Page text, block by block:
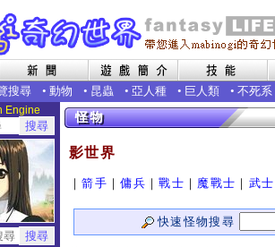
搜尋 • 動物 • 昆蟲 • 亞人種 • 巨人類 • 不死系
Engine
影世界
｜箭手 ｜傭兵 ｜戰士 ｜ 魔戰士 ｜ 武士
快速怪物搜尋